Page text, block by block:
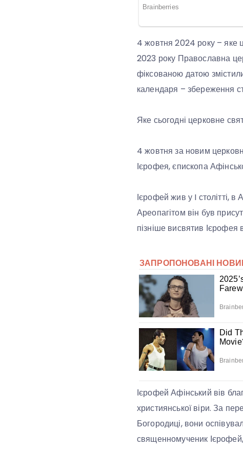
4 жовтня 2024 року – яке
2023 року Православна
фіксованою датою
календаря – збереження
Яке сьогодні церковне
4 жовтня за новим
Ієрофея, єпископа
Ієрофей жив у I столітті,
Ареопагітом він був
пізніше висвятив Ієрофея
Ієрофей Афінський вів
християнської віри. За
Богородиці, вони
священномученик Ієрофей,